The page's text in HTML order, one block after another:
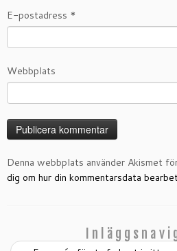
E-postadress *
Webbplats
Denna webbplats använder Akismet
dig om hur din kommentarsdata